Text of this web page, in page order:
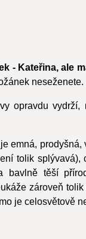
- Kateřina, ale
neseženete.
opravdu vydrží,
emná, prodyšná,
tolik
těší
zároveň
je celosvětově